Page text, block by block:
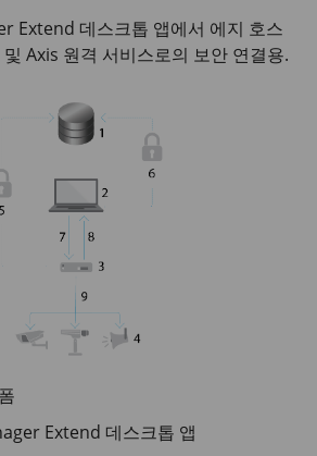
Extend 데스크톱 앱에서 에지 호스
Axis 원격 서비스로의 보안 연결용.
Extend 데스크톱 앱